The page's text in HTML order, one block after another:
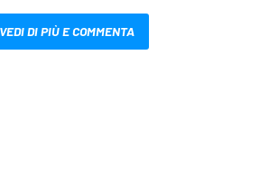
VEDI DI PIÙ E COMMENTA